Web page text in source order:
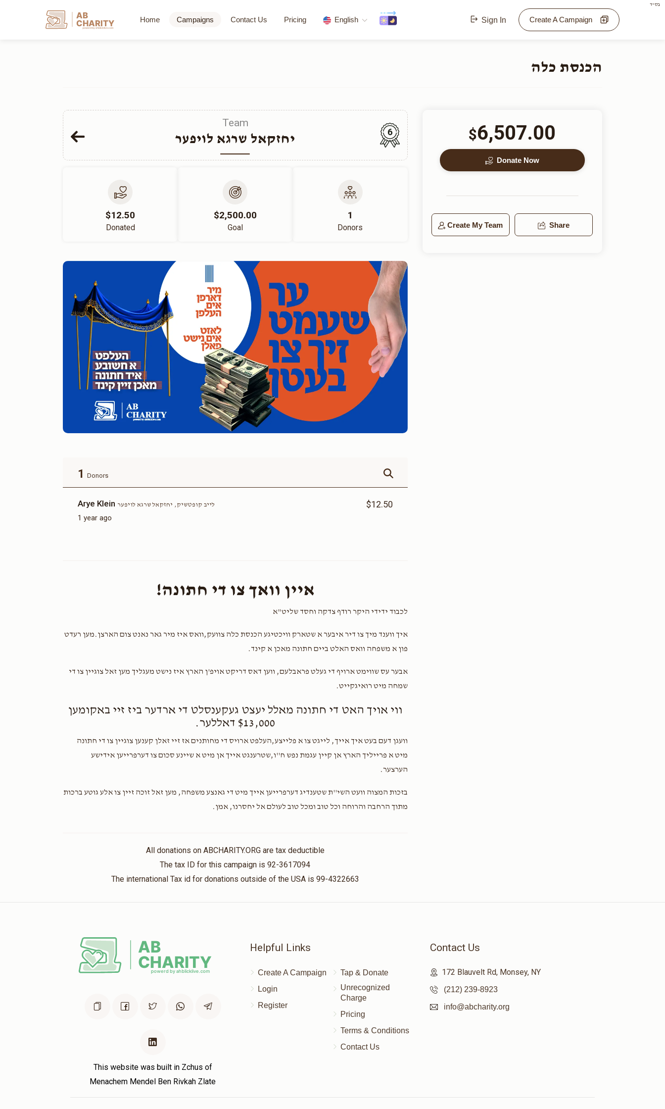
בס"ד
AB
CHARITY
powerd by ahblicklive.com
Home Campaigns Contact Us Pricing English Sign In Create A Campaign
הכנסת כלה
Team
יחזקאל שרגא לויפער 6
$12.50
Donated
$2,500.00
Goal
1
Donors
1 Donors
Arye Klein לייב קופטשיק, יחזקאל שרגא לויפער
1 year ago
$12.50
איין וואך צו די חתונה!
לכבוד ידידי היקר רודף צדקה וחסד שליט"א
איך ווענד מיך צו דיר איבער א שטארק וויכטיגע הכנסת כלה צוועק,וואס איז מיר גאר נאנט צום הארצן.מען רעדט
פון א משפחה וואס האלט ביים חתונה מאכן א קינד.
אבער עס שווימט ארויף די געלט פראבלעם, ווען דאס דריקט אויפ'ן הארץ איז נישט מעגליך מען זאל צוגיין צו די
שמחה מיט רואיגקייט.
ווי אויך האט די חתונה מאלל יעצט געקענסלט די ארדער ביז זיי באקומען
$13,000 דאללער.
וועגן דעם בעט איך אייך, לייגט צו א פלייצע,העלפט ארויס די מחותנים אז זיי זאלן קענען צוגיין צו די חתונה
מיט א פרייליך הארץ אן קיין עגמת נפש ח''ו,שטרענגט אייך אן מיט א שיינע סכום צו דערפרייען אידישע
הערצער.
בזכות המצוה וועט השי''ת שטענדיג דערפרייען אייך מיט די גאנצע משפחה, מען זאל זוכה זיין צו אלע גוטע ברכות
מתוך הרחבה והרוחה וכל טוב ומכל טוב לעולם אל יחסרנו, אמן.
All donations on ABCHARITY.ORG are tax deductible
The tax ID for this campaign is 92-3617094
The international Tax id for donations outside of the USA is 99-4322663
$6,507.00
Donate Now
Create My Team Share
This website was built in Zchus of
Menachem Mendel Ben Rivkah Zlate
Helpful Links
Create A Campaign
Login
Register
Tap & Donate
Unrecognized
Charge
Pricing
Terms & Conditions
Contact Us
Contact Us
172 Blauvelt Rd, Monsey, NY
(212) 239-8923
info@abcharity.org